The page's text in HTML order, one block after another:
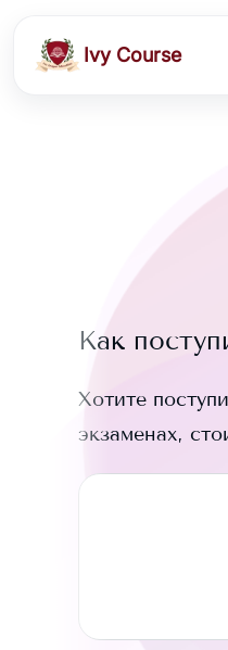
Ivy Course
Как
Хотите
экзаменах,